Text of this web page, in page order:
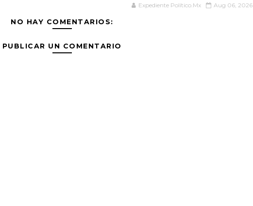
Expediente Político.Mx Aug 06, 2026
NO HAY COMENTARIOS:
PUBLICAR UN COMENTARIO